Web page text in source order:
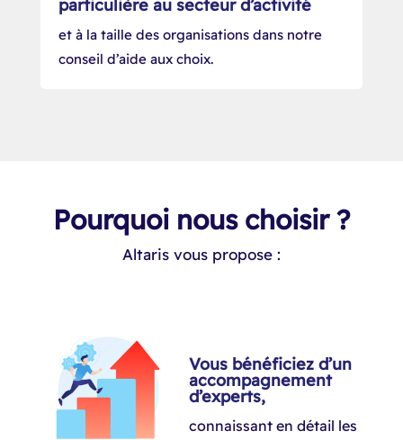
particulière au secteur d’activité
et à la taille des organisations dans notre
conseil d’aide aux choix.​
Pourquoi nous choisir ?
Altaris vous propose :
Vous bénéficiez d’un
accompagnement
d’experts,
connaissant en détail les